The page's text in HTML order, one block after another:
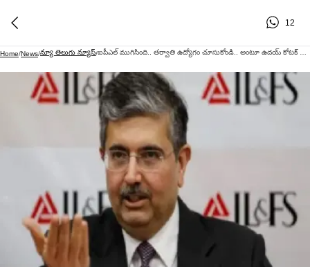
12
Home/News/న్యూ తెలుగు న్యూస్/